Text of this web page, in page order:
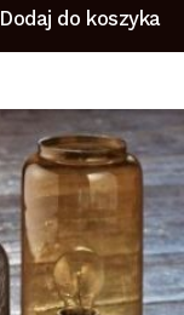
Dodaj do koszyka